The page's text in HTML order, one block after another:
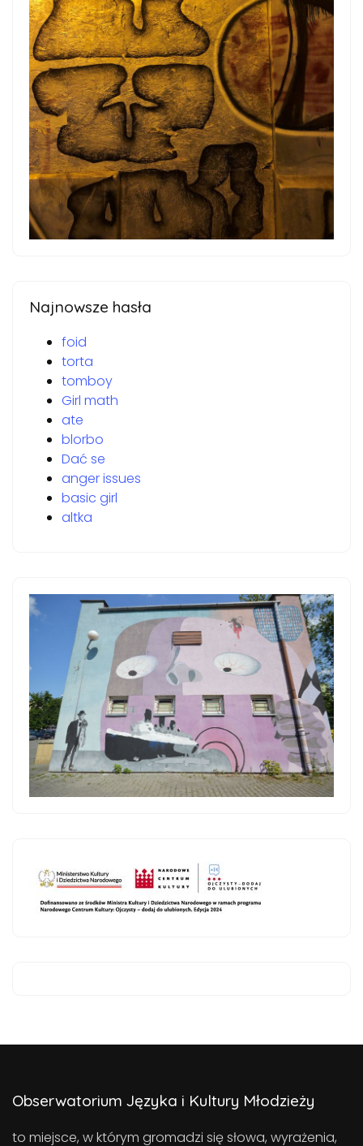
Najnowsze hasła
foid
torta
tomboy
Girl math
ate
blorbo
Dać se
anger issues
basic girl
altka
Obserwatorium Języka i Kultury Młodzieży
to miejsce, w którym gromadzi się słowa, wyrażenia,